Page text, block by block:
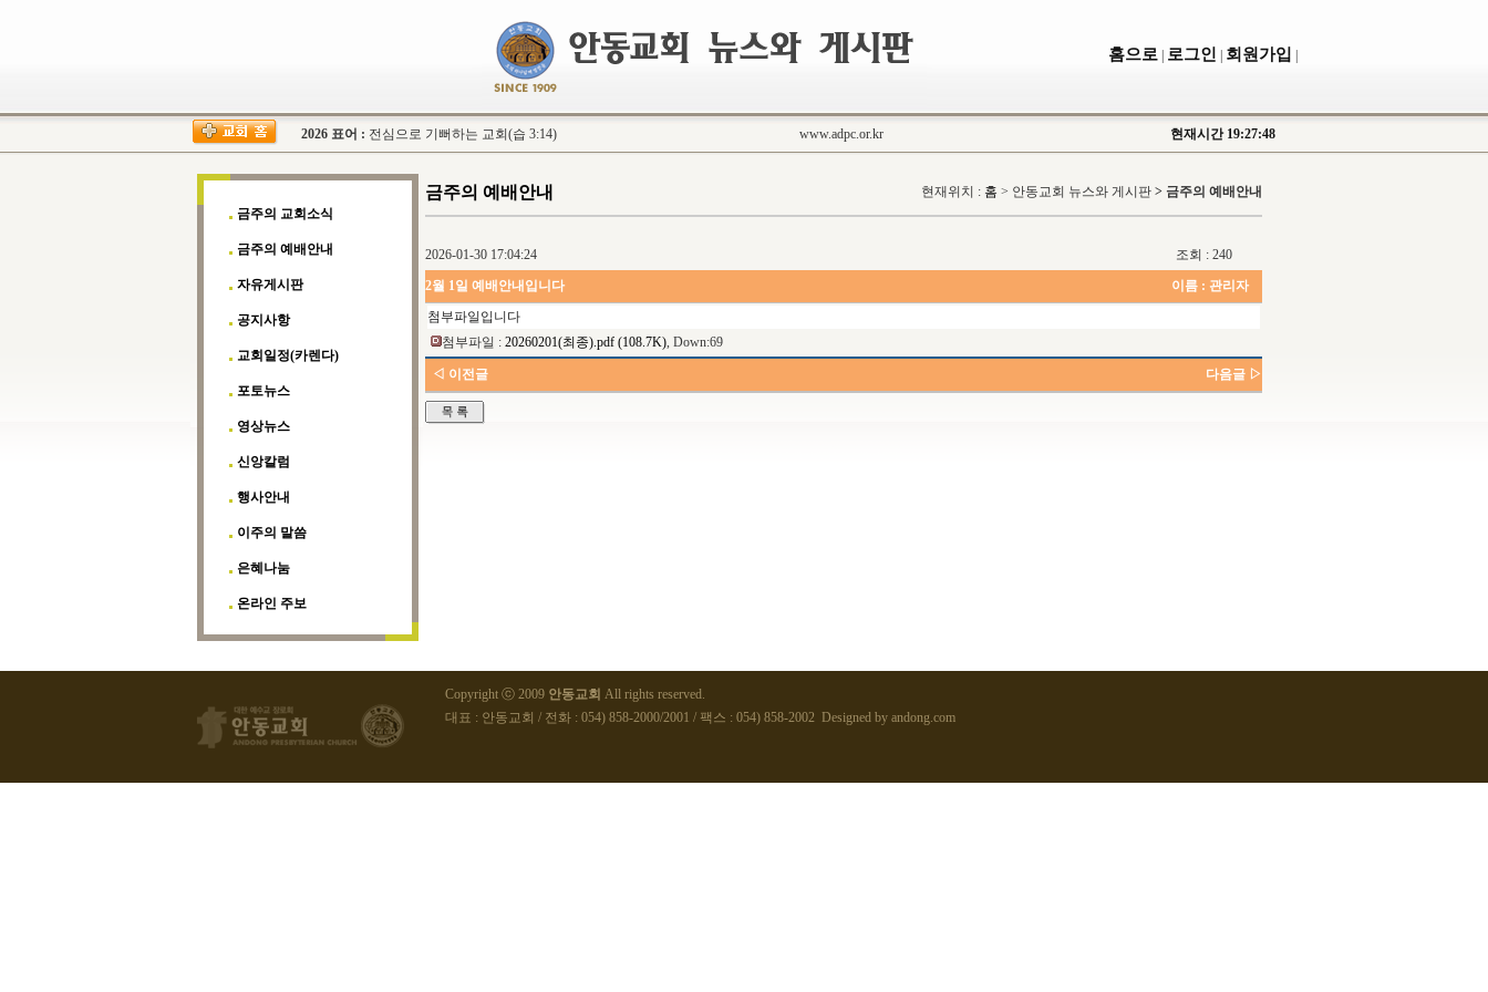
홈으로 로그인 회원가입
2026 표어 : 전심으로 기뻐하는 교회(습 3:14) www.adpc.or.kr 현재시간 19:27:49
금주의 교회소식
금주의 예배안내
자유게시판
공지사항
교회일정(카렌다)
포토뉴스
영상뉴스
신앙칼럼
행사안내
이주의 말씀
은혜나눔
온라인 주보
금주의 예배안내 현재위치 : 홈 > 안동교회 뉴스와 게시판 > 금주의 예배안내
2026-01-30 17:04:24
조회 : 240
2월 1일 예배안내입니다
이름 : 관리자
첨부파일입니다
첨부파일 : 20260201(최종).pdf (108.7K), Down:69
◁ 이전글 다음글 ▷
Copyright ⓒ 2009 안동교회 All rights reserved.
대표 : 안동교회 / 전화 : 054) 858-2000/2001 / 팩스 : 054) 858-2002 Designed by andong.com